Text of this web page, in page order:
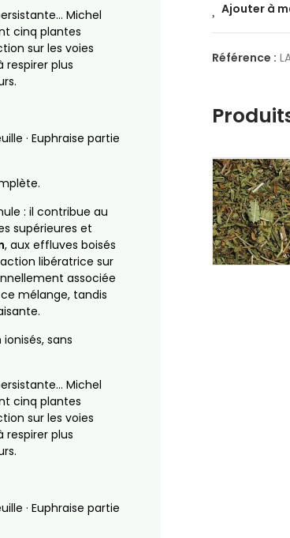
Michel
cinq plantes
sur les voies
respirer plus
· Euphraise partie
: il contribue au
supérieures et
, aux effluves boisés
libératrice sur
associée
mélange, tandis
sans
Michel
cinq plantes
sur les voies
respirer plus
· Euphraise partie
Ajouter à
Référence :